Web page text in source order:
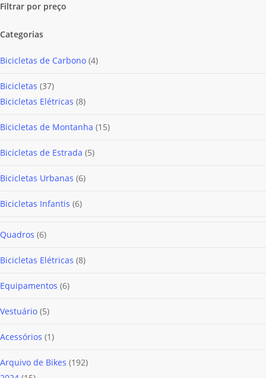
Filtrar por preço
Categorias
Bicicletas de Carbono 44
Bicicletas 3737
produtos
Bicicletas Elétricas 88
Bicicletas de Montanha 1515
Bicicletas de Estrada 55
Bicicletas Urbanas 66
Bicicletas Infantis 66
Quadros 66
Bicicletas Elétricas 88
Equipamentos 66
Vestuário 55
Acessórios 11
Arquivo de Bikes 192192